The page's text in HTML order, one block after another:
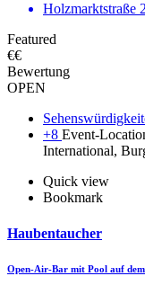
Holzmarktstraße
Featured
€€
Bewertung
OPEN
+8 Event-
International,
Quick view
Bookmark
Haubentaucher
Open-Air-Bar mit Pool auf